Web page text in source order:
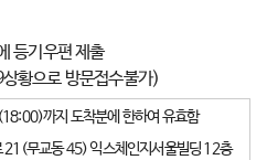
등기우편 제출
황으로 방문접수불가)
까지 도착분에 한하여 유효함
무교동 45) 익스체인지서울빌딩 12층